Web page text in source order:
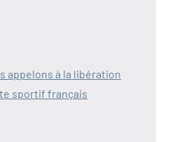
appelons à la libération
sportif français